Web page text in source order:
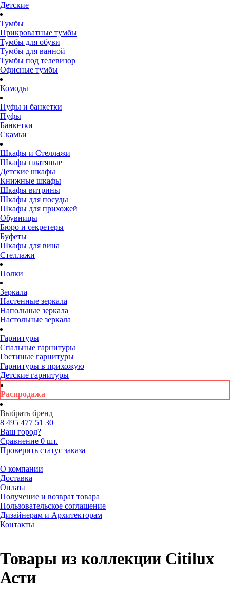
Детские
Тумбы
Прикроватные тумбы
Тумбы для обуви
Тумбы для ванной
Тумбы под телевизор
Офисные тумбы
Комоды
Пуфы и банкетки
Пуфы
Банкетки
Скамьи
Шкафы и Стеллажи
Шкафы платяные
Детские шкафы
Книжные шкафы
Шкафы витрины
Шкафы для посуды
Шкафы для прихожей
Обувницы
Бюро и секретеры
Буфеты
Шкафы для вина
Стеллажи
Полки
Зеркала
Настенные зеркала
Напольные зеркала
Настольные зеркала
Гарнитуры
Спальные гарнитуры
Гостиные гарнитуры
Гарнитуры в прихожую
Детские гарнитуры
Распродажа
Выбрать бренд
8 495 477 51 30
Ваш город?
Сравнение 0 шт.
Проверить статус заказа
О компании
Доставка
Оплата
Получение и возврат товара
Пользовательское соглашение
Дизайнерам и Архитекторам
Контакты
Товары из коллекции Citilux
Асти